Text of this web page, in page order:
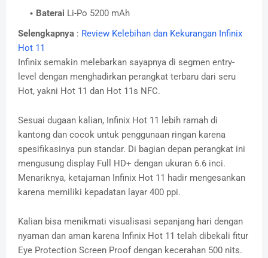
Baterai Li-Po 5200 mAh
Selengkapnya : Review Kelebihan dan Kekurangan Infinix
Hot 11
Infinix semakin melebarkan sayapnya di segmen entry-
level dengan menghadirkan perangkat terbaru dari seru
Hot, yakni Hot 11 dan Hot 11s NFC.
Sesuai dugaan kalian, Infinix Hot 11 lebih ramah di
kantong dan cocok untuk penggunaan ringan karena
spesifikasinya pun standar. Di bagian depan perangkat ini
mengusung display Full HD+ dengan ukuran 6.6 inci.
Menariknya, ketajaman Infinix Hot 11 hadir mengesankan
karena memiliki kepadatan layar 400 ppi.
Kalian bisa menikmati visualisasi sepanjang hari dengan
nyaman dan aman karena Infinix Hot 11 telah dibekali fitur
Eye Protection Screen Proof dengan kecerahan 500 nits.